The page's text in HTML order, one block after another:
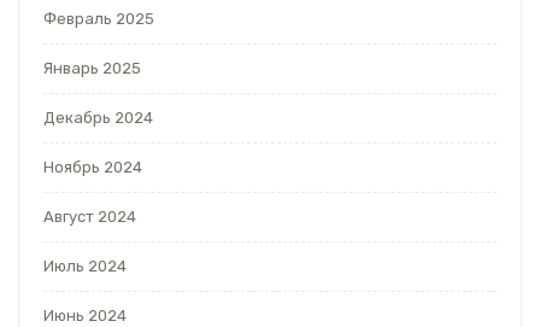
Февраль 2025
Январь 2025
Декабрь 2024
Ноябрь 2024
Август 2024
Июль 2024
Июнь 2024